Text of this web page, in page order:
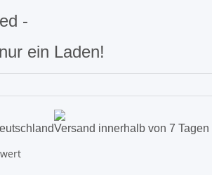
-
ein Laden!
Versand innerhalb von 7 Tagen